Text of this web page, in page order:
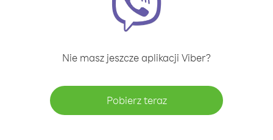
Nie masz jeszcze aplikacji Viber?
Pobierz teraz